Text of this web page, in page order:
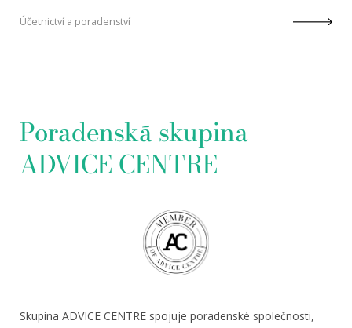
Účetnictví a poradenství
Poradenská skupina
ADVICE CENTRE
Skupina ADVICE CENTRE spojuje poradenské společnosti,